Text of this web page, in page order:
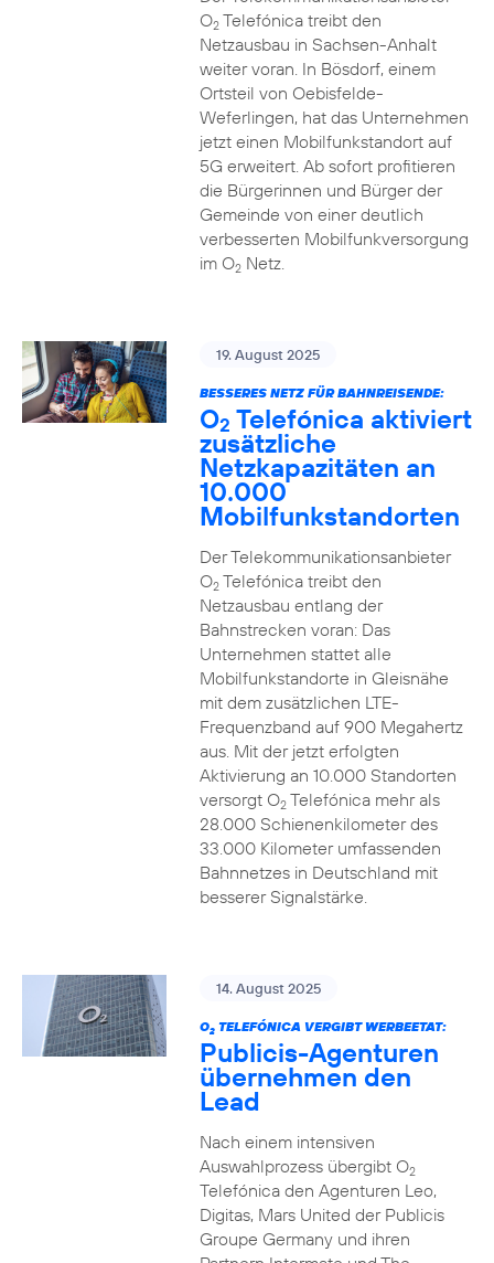
O2Telefónica treibt den
Netzausbau in Sachsen-Anhalt
weiter voran. In Bösdorf, einem
Ortsteil von Oebisfelde-
Weferlingen, hat das Unternehmen
jetzt einen Mobilfunkstandort auf
5G erweitert. Ab sofort profitieren
die Bürgerinnen und Bürger der
Gemeinde von einer deutlich
verbesserten Mobilfunkversorgung
im O2Netz.
19. August 2025
BESSERES NETZ FÜR BAHNREISENDE:
O2 Telefónica aktiviert
zusätzliche
Netzkapazitäten an
10.000
Mobilfunkstandorten
Der Telekommunikationsanbieter
O2Telefónica treibt den
Netzausbau entlang der
Bahnstrecken voran: Das
Unternehmen stattet alle
Mobilfunkstandorte in Gleisnähe
mit dem zusätzlichen LTE-
Frequenzband auf 900 Megahertz
aus. Mit der jetzt erfolgten
Aktivierung an 10.000 Standorten
versorgt O2Telefónica mehr als
28.000 Schienenkilometer des
33.000 Kilometer umfassenden
Bahnnetzes in Deutschland mit
besserer Signalstärke.
14. August 2025
O2TELEFÓNICA VERGIBT WERBEETAT:
Publicis-Agenturen
übernehmen den
Lead
Nach einem intensiven
Auswahlprozess übergibt O2
Telefónica den Agenturen Leo,
Digitas, Mars United der Publicis
Groupe Germany und ihren